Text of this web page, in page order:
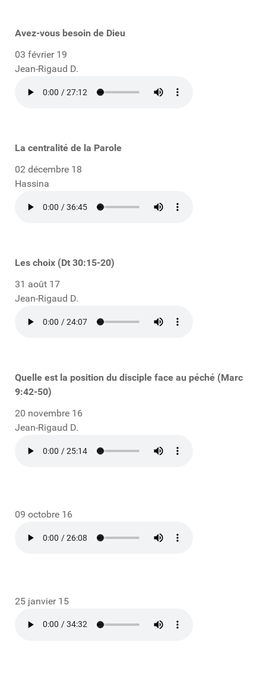
Avez-vous besoin de Dieu
03 février 19
Jean-Rigaud D.
La centralité de la Parole
02 décembre 18
Hassina
Les choix (Dt 30:15-20)
31 août 17
Jean-Rigaud D.
Quelle est la position du disciple face au péché (Marc
9:42-50)
20 novembre 16
Jean-Rigaud D.
09 octobre 16
25 janvier 15